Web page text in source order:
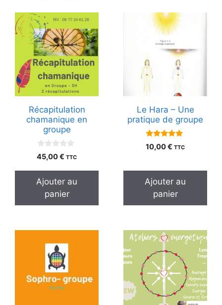
Récapitulation
chamanique en
groupe
0
s
5
45,00€ TTC
Ajouter au
panier
Le Hara – Une
pratique de groupe
5.00
sur 5
10,00€ TTC
Ajouter au
panier